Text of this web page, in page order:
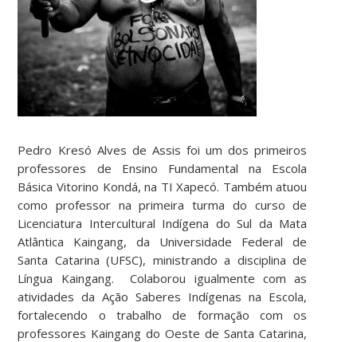
Pedro Kresó Alves de Assis foi um dos primeiros
professores de Ensino Fundamental na Escola
Básica Vitorino Kondá, na TI Xapecó. Também atuou
como professor na primeira turma do curso de
Licenciatura Intercultural Indígena do Sul da Mata
Atlântica Kaingang, da Universidade Federal de
Santa Catarina (UFSC), ministrando a disciplina de
Língua Kaingang. Colaborou igualmente com as
atividades da Ação Saberes Indígenas na Escola,
fortalecendo o trabalho de formação com os
professores Kaingang do Oeste de Santa Catarina,